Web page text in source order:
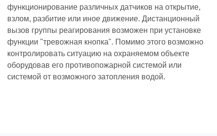
функционирование различных датчиков на открытие,
взлом, разбитие или иное движение. Дистанционный
вызов группы реагирования возможен при установке
функции "тревожная кнопка". Помимо этого возможно
контролировать ситуацию на охраняемом объекте
оборудовав его противопожарной системой или
системой от возможного затопления водой.